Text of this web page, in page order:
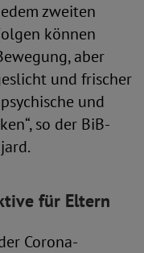
zweiten
können
aber
und frischer
und
so der BiB-
für Eltern
Corona-